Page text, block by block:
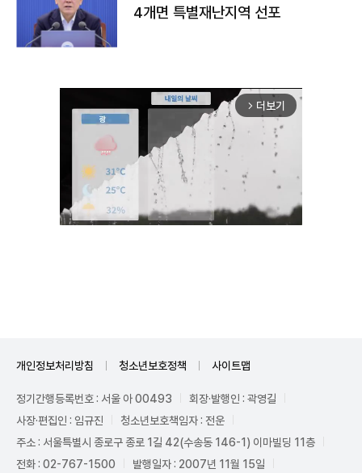
4개면 특별재난지역 선포
arrow_forward_ios 더보기
개인정보처리방침 청소년보호정책 사이트맵
정기간행등록번호 : 서울 아 00493
회장·발행인 : 곽영길
사장·편집인 : 임규진
청소년보호책임자 : 전운
주소 : 서울특별시 종로구 종로 1길 42(수송동 146-1) 이마빌딩 11층
전화 : 02-767-1500
발행일자 : 2007년 11월 15일